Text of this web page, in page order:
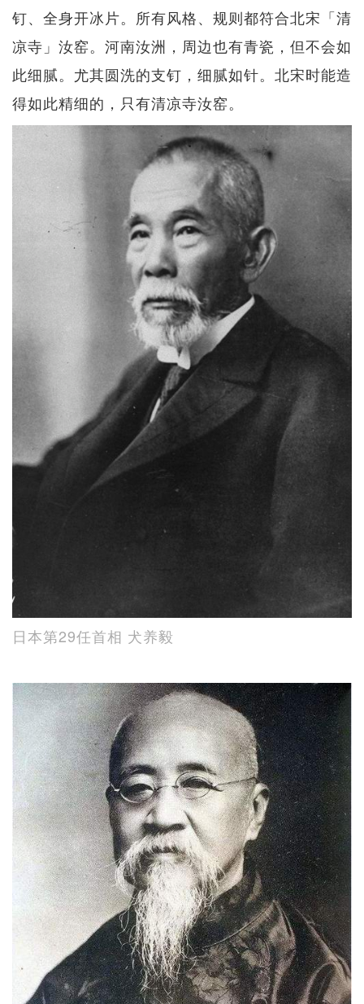
钉、全身开冰片。所有风格、规则都符合北宋「清
凉寺」汝窑。河南汝洲，周边也有青瓷，但不会如
此细腻。尤其圆洗的支钉，细腻如针。北宋时能造
得如此精细的，只有清凉寺汝窑。
日本第29任首相 犬养毅